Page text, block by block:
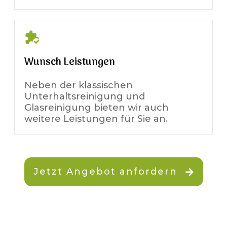
Wunsch Leistungen
Neben der klassischen
Unterhaltsreinigung und
Glasreinigung bieten wir auch
weitere Leistungen für Sie an.
Jetzt Angebot anfordern